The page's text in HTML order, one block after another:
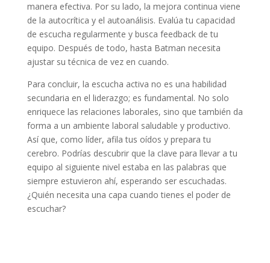
manera efectiva. Por su lado, la mejora continua viene
de la autocrítica y el autoanálisis. Evalúa tu capacidad
de escucha regularmente y busca feedback de tu
equipo. Después de todo, hasta Batman necesita
ajustar su técnica de vez en cuando.
Para concluir, la escucha activa no es una habilidad
secundaria en el liderazgo; es fundamental. No solo
enriquece las relaciones laborales, sino que también da
forma a un ambiente laboral saludable y productivo.
Así que, como líder, afila tus oídos y prepara tu
cerebro. Podrías descubrir que la clave para llevar a tu
equipo al siguiente nivel estaba en las palabras que
siempre estuvieron ahí, esperando ser escuchadas.
¿Quién necesita una capa cuando tienes el poder de
escuchar?